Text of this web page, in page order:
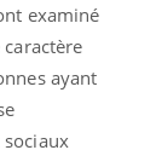
examiné
ayant
sociaux